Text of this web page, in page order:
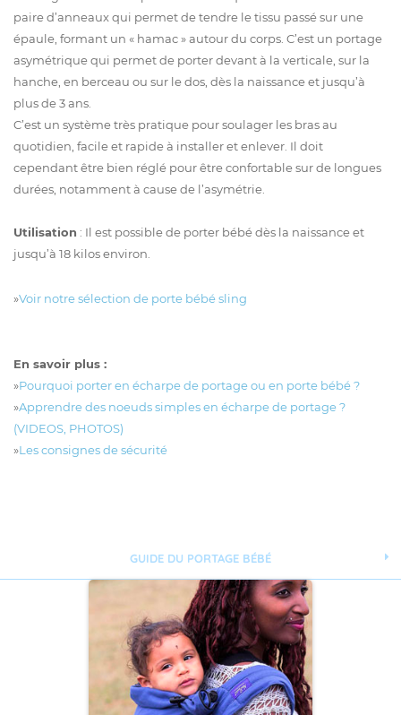
GUIDE DU PORTAGE BÉBÉ
paire d’anneaux qui permet de tendre le tissu passé sur une
épaule, formant un « hamac » autour du corps. C’est un portage
asymétrique qui permet de porter devant à la verticale, sur la
hanche, en berceau ou sur le dos, dès la naissance et jusqu’à
plus de 3 ans.
C’est un système très pratique pour soulager les bras au
quotidien, facile et rapide à installer et enlever. Il doit
cependant être bien réglé pour être confortable sur de longues
durées, notamment à cause de l’asymétrie.
Utilisation : Il est possible de porter bébé dès la naissance et
jusqu’à 18 kilos environ.
»Voir notre sélection de porte bébé sling
En savoir plus :
»Pourquoi porter en écharpe de portage ou en porte bébé ?
»Apprendre des noeuds simples en écharpe de portage ?
(VIDEOS, PHOTOS)
»Les consignes de sécurité